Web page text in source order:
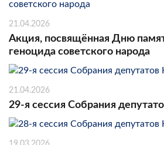
21.04.2026
Акция, посвящённая Дню
геноцида советского народа
21.04.2026
29-я сессия Собрания